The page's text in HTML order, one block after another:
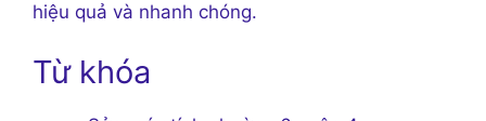
hiệu quả và nhanh chóng.
Từ khóa